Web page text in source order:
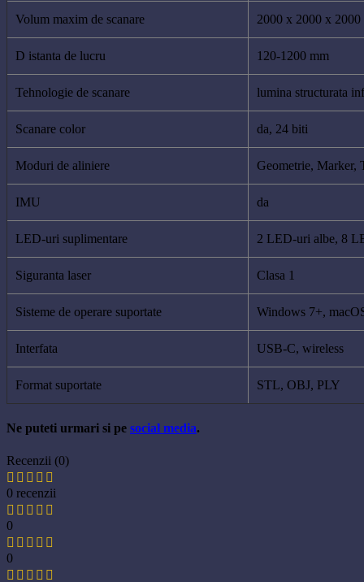
Volum maxim de scanare 2000 x 2000 x 2000
D istanta de lucru 120-1200 mm
Tehnologie de scanare lumina structurata
Scanare color da, 24 biti
Moduri de aliniere Geometrie, Marker,
IMU da
LED-uri suplimentare 2 LED-uri albe, 8
Siguranta laser Clasa 1
Sisteme de operare suportate Windows 7+,
Interfata USB-C, wireless
Format suportate STL, OBJ, PLY
Ne puteti urmari si pe social media.
Recenzii (0)
0 recenzii
0
0